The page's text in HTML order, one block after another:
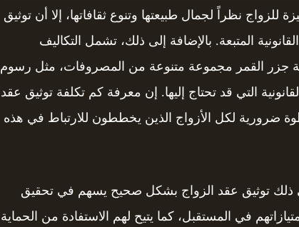
نظراً لجمال طبيعتها وتنوع ثقافاتها، إلا أن توثيق
المتبعة. بالإضافة إلى ذلك، تشمل التكاليف
جزر القمر مجموعة متنوعة من المصروفات، مثل رسوم
التي قد تحتاج إليها. إن معرفة كم تكلفة توثيق عقد
ضرورية لكل الأزواج الذين يخططون للارتباط في هذه
ذلك توثيق عقد الزواج بشكل صحيح يسهم في تحقيق
في المستقبل، كما يتيح لهم الاستفادة من الحماية